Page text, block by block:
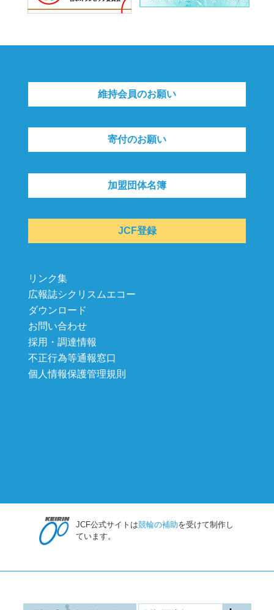
維持会員のお願い
寄付のお願い
加盟団体名簿
JCF登録
リンク集
広報誌シクリスムエコー
ダウンロード
お問い合わせ
採用・調達情報
不正行為等通報窓口
個人情報保護管理規則
JCF公式サイトは競輪の補助を受けて制作し
ています。